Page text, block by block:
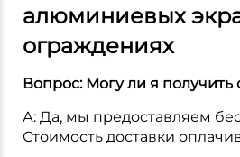
алюминиевых
ограждениях
Вопрос: Могу ли я получить
А: Да, мы предоставляем
Стоимость доставки